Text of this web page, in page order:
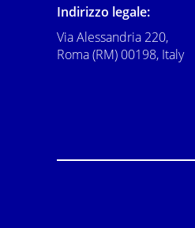
Indirizzo legale:
Via Alessandria 220,
Roma (RM) 00198, Italy